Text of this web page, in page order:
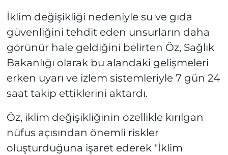
İklim değişikliği nedeniyle su ve gıda
güvenliğini tehdit eden unsurların daha
görünür hale geldiğini belirten Öz, Sağlık
Bakanlığı olarak bu alandaki gelişmeleri
erken uyarı ve izlem sistemleriyle 7 gün 24
saat takip ettiklerini aktardı.
Öz, iklim değişikliğinin özellikle kırılgan
nüfus açısından önemli riskler
oluşturduğuna işaret ederek "İklim